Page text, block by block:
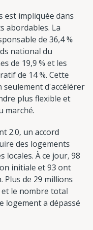
est impliquée dans
abordables. La
de 36,4 %
national du
de 19,9 % et les
de 14 %. Cette
d'accélérer
plus flexible et
marché.
2.0, un accord
des logements
locales. À ce jour, 98
initiale et 93 ont
Plus de 29 millions
le nombre total
logement a dépassé